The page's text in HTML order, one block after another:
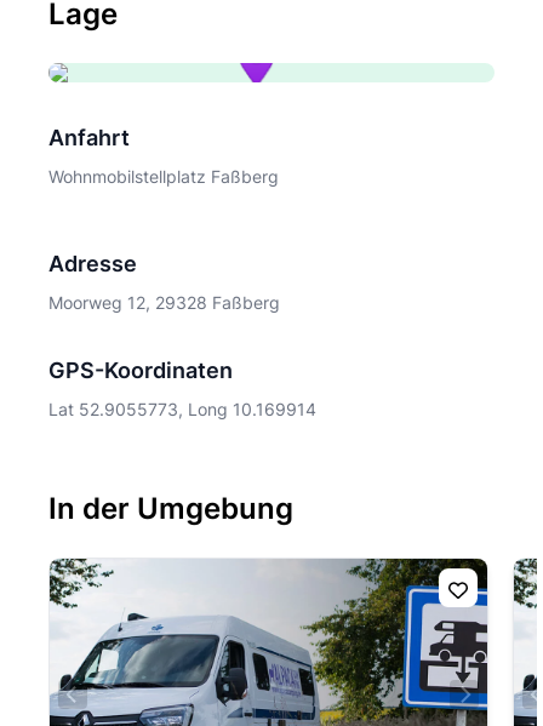
Lage
Anfahrt
Wohnmobilstellplatz Faßberg
Adresse
Moorweg 12, 29328 Faßberg
GPS-Koordinaten
Lat 52.9055773, Long 10.169914
In der Umgebung